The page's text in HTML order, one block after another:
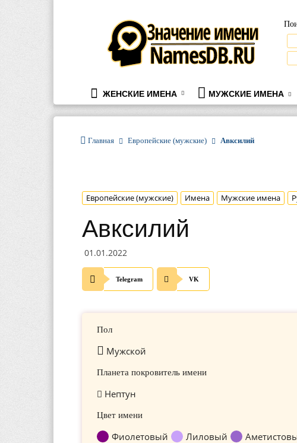
namesdb.ru
ЖЕНСКИЕ ИМЕНА МУЖСКИЕ ИМЕНА
Главная Европейские (мужские) Авксилий
Европейские (мужские) Имена Мужские имена
Авксилий
01.01.2022
Telegram VK
Пол
Мужской
Планета покровитель имени
Нептун
Цвет имени
Фиолетовый Лиловый